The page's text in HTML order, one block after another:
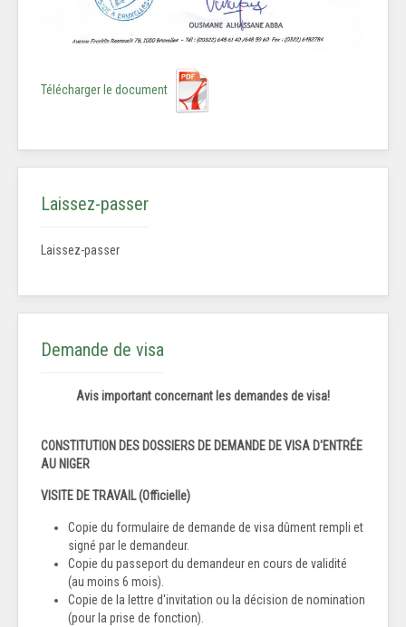
Télécharger le document
Laissez-passer
Laissez-passer
Demande de visa
Avis important concernant les demandes de visa!
CONSTITUTION DES DOSSIERS DE DEMANDE DE VISA D'ENTRÉE
AU NIGER
VISITE DE TRAVAIL (Officielle)
Copie du formulaire de demande de visa dûment rempli et
signé par le demandeur.
Copie du passeport du demandeur en cours de validité
(au moins 6 mois).
Copie de la lettre d'invitation ou la décision de nomination
(pour la prise de fonction).